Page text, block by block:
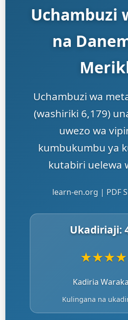
Uchambuzi
na
Uchambuzi wa
(washiriki 6,179)
uwezo wa
kumbukumbu ya
kutabiri uelewa
learn-en.org | PDF
Ukadiriaji:
★★★★
Kadiria
Kulingana na